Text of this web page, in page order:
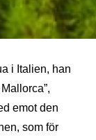
i Italien, han
emot den
som för